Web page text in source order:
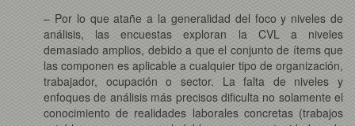
– Por lo que atañe a la generalidad del foco y niveles de
análisis, las encuestas exploran la CVL a niveles
demasiado amplios, debido a que el conjunto de ítems que
las componen es aplicable a cualquier tipo de organización,
trabajador, ocupación o sector. La falta de niveles y
enfoques de análisis más precisos dificulta no solamente el
conocimiento de realidades laborales concretas (trabajos